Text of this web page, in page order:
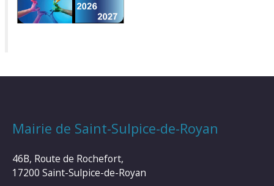
Mairie de Saint-Sulpice-de-Royan
46B, Route de Rochefort,
17200 Saint-Sulpice-de-Royan